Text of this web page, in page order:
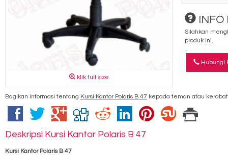
klik full size
INFO
Silahkan
produk ini.
Hubungi
Bagikan informasi tentang Kursi Kantor Polaris B 47 kepada teman atau
Deskripsi Kursi Kantor Polaris B 47
Kursi Kantor Polaris B 47